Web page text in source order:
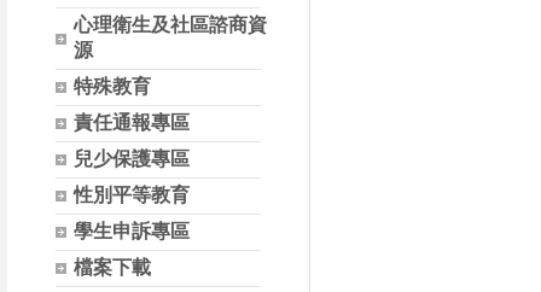
心理衛生及社區諮商資
源
特殊教育
責任通報專區
兒少保護專區
性別平等教育
學生申訴專區
檔案下載